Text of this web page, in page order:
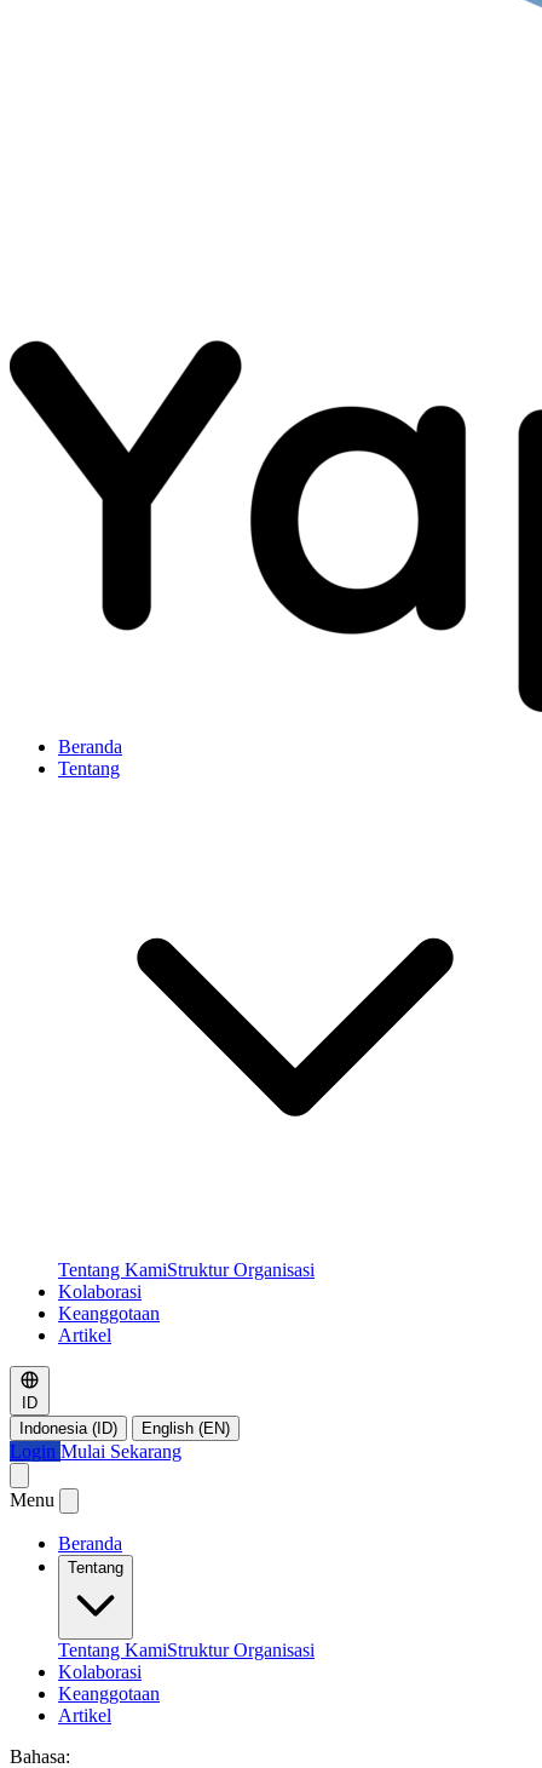
Beranda
Tentang
Tentang KamiStruktur Organisasi
Kolaborasi
Keanggotaan
Artikel
ID
Indonesia (ID)
English (EN)
Login Mulai Sekarang
Menu
Beranda
Tentang
Tentang KamiStruktur Organisasi
Kolaborasi
Keanggotaan
Artikel
Bahasa: